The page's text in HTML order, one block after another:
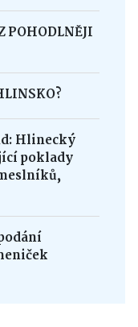
POHODLNĚJI
Hlinecký
poklady